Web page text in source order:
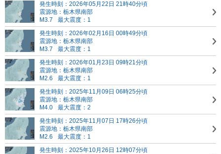
発生時刻：2026年05月22日 21時40分頃
震源地：栃木県南部
M3.7
最大震度：1
発生時刻：2026年02月16日 00時49分頃
震源地：栃木県南部
M3.7
最大震度：1
発生時刻：2026年01月23日 09時21分頃
震源地：栃木県南部
M2.6
最大震度：1
発生時刻：2025年11月09日 06時25分頃
震源地：栃木県南部
M4.0
最大震度：2
発生時刻：2025年11月07日 17時26分頃
震源地：栃木県南部
M2.6
最大震度：1
発生時刻：2025年10月26日 12時07分頃